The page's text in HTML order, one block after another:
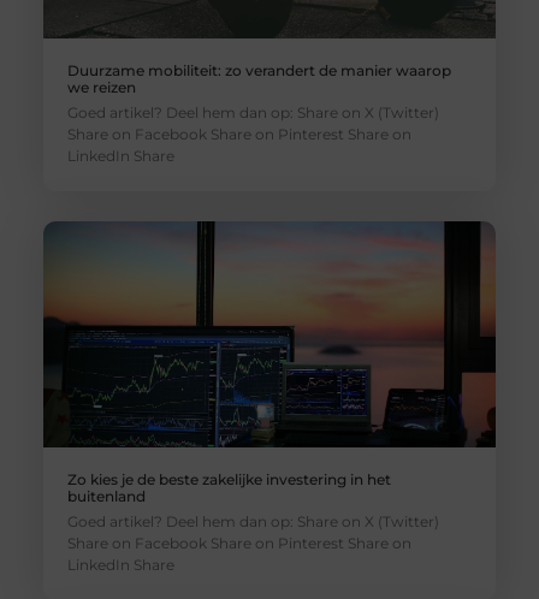
Duurzame mobiliteit: zo verandert de manier waarop
we reizen
Goed artikel? Deel hem dan op: Share on X (Twitter)
Share on Facebook Share on Pinterest Share on
LinkedIn Share
Zo kies je de beste zakelijke investering in het
buitenland
Goed artikel? Deel hem dan op: Share on X (Twitter)
Share on Facebook Share on Pinterest Share on
LinkedIn Share